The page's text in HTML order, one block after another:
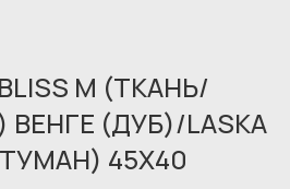
M (ТКАНЬ/
(ДУБ)/LASKA
45X40